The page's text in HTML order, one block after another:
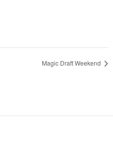
Magic Draft Weekend